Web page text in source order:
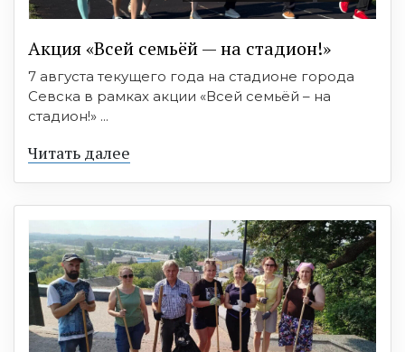
Акция «Всей семьёй — на стадион!»
7 августа текущего года на стадионе города
Севска в рамках акции «Всей семьёй – на
стадион!» ...
Читать далее